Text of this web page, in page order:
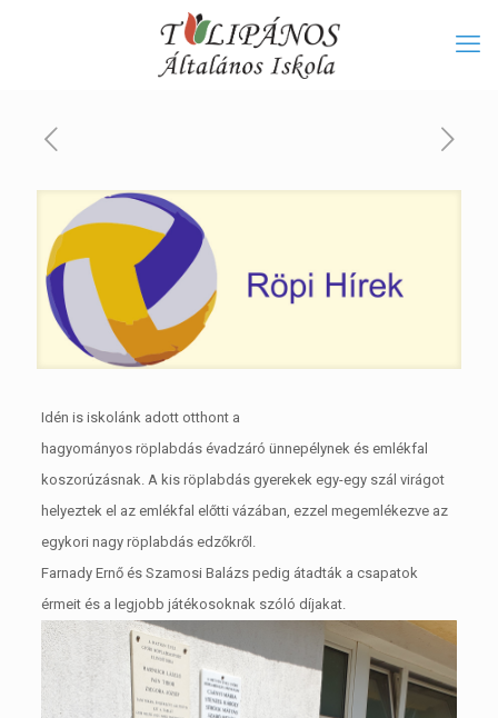
Idén is iskolánk adott otthont a
hagyományos röplabdás évadzáró ünnepélynek és emlékfal
koszorúzásnak. A kis röplabdás gyerekek egy-egy szál virágot
helyeztek el az emlékfal előtti vázában, ezzel megemlékezve az
egykori nagy röplabdás edzőkről.
Farnady Ernő és Szamosi Balázs pedig átadták a csapatok
érmeit és a legjobb játékosoknak szóló díjakat.